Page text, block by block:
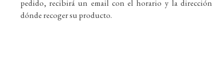
pedido, recibirá un email con el horario y la dirección
dónde recoger su producto.